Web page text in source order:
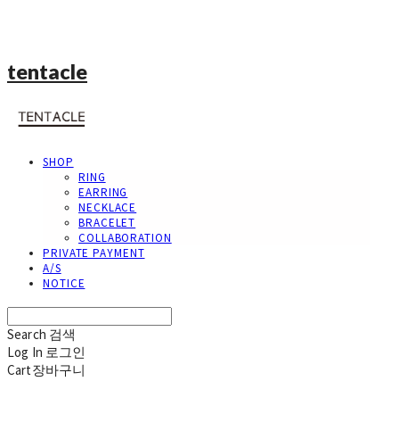
tentacle
SHOP
RING
EARRING
NECKLACE
BRACELET
COLLABORATION
PRIVATE PAYMENT
A/S
NOTICE
Search 검색
Log In 로그인
Cart장바구니